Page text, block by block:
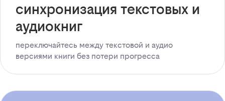
синхронизация текстовых и
аудиокниг
переключайтесь между текстовой и аудио
версиями книги без потери прогресса